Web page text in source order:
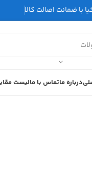
با ضمانت اصالت کالا
درباره ماتماس با مالیست